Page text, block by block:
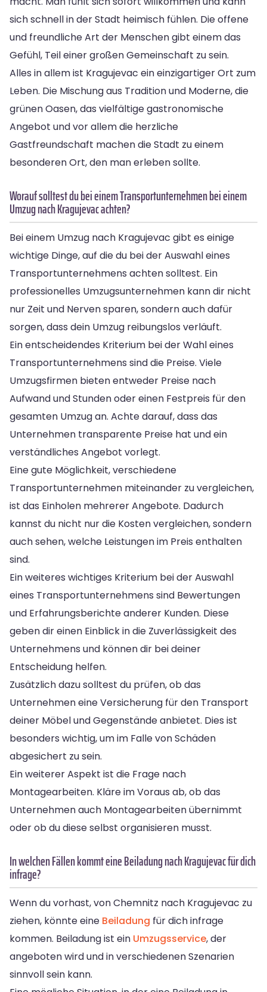
sich schnell in der Stadt heimisch fühlen. Die offene
und freundliche Art der Menschen gibt einem das
Gefühl, Teil einer großen Gemeinschaft zu sein.
Alles in allem ist Kragujevac ein einzigartiger Ort zum
Leben. Die Mischung aus Tradition und Moderne, die
grünen Oasen, das vielfältige gastronomische
Angebot und vor allem die herzliche
Gastfreundschaft machen die Stadt zu einem
besonderen Ort, den man erleben sollte.
Worauf solltest du bei einem Transportunternehmen bei einem
Umzug nach Kragujevac achten?
Bei einem Umzug nach Kragujevac gibt es einige
wichtige Dinge, auf die du bei der Auswahl eines
Transportunternehmens achten solltest. Ein
professionelles Umzugsunternehmen kann dir nicht
nur Zeit und Nerven sparen, sondern auch dafür
sorgen, dass dein Umzug reibungslos verläuft.
Ein entscheidendes Kriterium bei der Wahl eines
Transportunternehmens sind die Preise. Viele
Umzugsfirmen bieten entweder Preise nach
Aufwand und Stunden oder einen Festpreis für den
gesamten Umzug an. Achte darauf, dass das
Unternehmen transparente Preise hat und ein
verständliches Angebot vorlegt.
Eine gute Möglichkeit, verschiedene
Transportunternehmen miteinander zu vergleichen,
ist das Einholen mehrerer Angebote. Dadurch
kannst du nicht nur die Kosten vergleichen, sondern
auch sehen, welche Leistungen im Preis enthalten
sind.
Ein weiteres wichtiges Kriterium bei der Auswahl
eines Transportunternehmens sind Bewertungen
und Erfahrungsberichte anderer Kunden. Diese
geben dir einen Einblick in die Zuverlässigkeit des
Unternehmens und können dir bei deiner
Entscheidung helfen.
Zusätzlich dazu solltest du prüfen, ob das
Unternehmen eine Versicherung für den Transport
deiner Möbel und Gegenstände anbietet. Dies ist
besonders wichtig, um im Falle von Schäden
abgesichert zu sein.
Ein weiterer Aspekt ist die Frage nach
Montagearbeiten. Kläre im Voraus ab, ob das
Unternehmen auch Montagearbeiten übernimmt
oder ob du diese selbst organisieren musst.
In welchen Fällen kommt eine Beiladung nach Kragujevac für dich
infrage?
Wenn du vorhast, von Chemnitz nach Kragujevac zu
ziehen, könnte eine Beiladung für dich infrage
kommen. Beiladung ist ein Umzugsservice, der
angeboten wird und in verschiedenen Szenarien
sinnvoll sein kann.